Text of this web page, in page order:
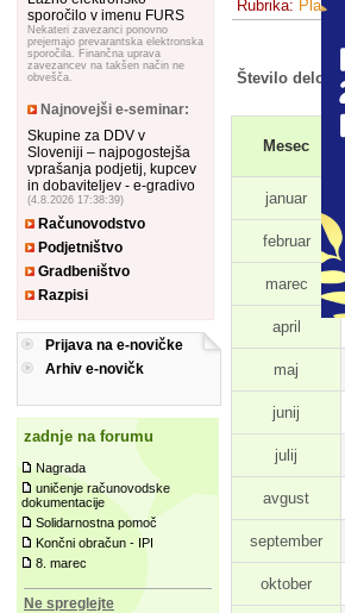
sporočilo v imenu FURS
Nekateri zavezanci ponovno
prejemajo prevarantska elektronska
sporočila. Finančna uprava
zavezancev na takšen način ne
obvešča.
Najnovejši e-seminar:
Skupine za DDV v
Sloveniji – najpogostejša
vprašanja podjetij, kupcev
in dobaviteljev - e-gradivo
(4.8.2026 17:38:39)
Računovodstvo
Podjetništvo
Gradbeništvo
Razpisi
Prijava na e-novičke
Arhiv e-novičk
zadnje na forumu
Nagrada
uničenje računovodske
dokumentacije
Solidarnostna pomoč
Končni obračun - IPI
8. marec
Ne spreglejte
Rubrika: Plače
Število
Mesec
januar
februar
marec
april
maj
junij
julij
avgust
september
oktober